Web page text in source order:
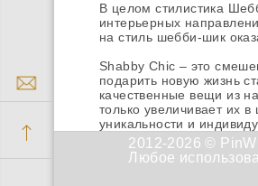
В целом стилистика
интерьерных
на стиль шебби-шик
Shabby Chic – это
подарить новую жизнь
качественные вещи из
только увеличивает их
уникальности и
2012-2026 ©
Любое